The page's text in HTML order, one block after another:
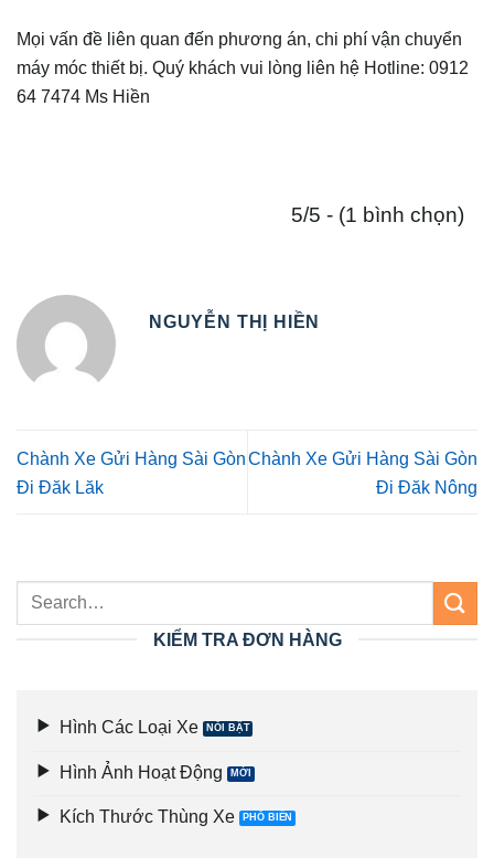
Mọi vấn đề liên quan đến phương án, chi phí vận chuyển
máy móc thiết bị. Quý khách vui lòng liên hệ Hotline: 0912
64 7474 Ms Hiền
5/5 - (1 bình chọn)
NGUYỄN THỊ HIỀN
Chành Xe Gửi Hàng Sài Gòn
Đi Đăk Lăk
Chành Xe Gửi Hàng Sài Gòn
Đi Đăk Nông
KIỂM TRA ĐƠN HÀNG
Hình Các Loại Xe
Hình Ảnh Hoạt Động
Kích Thước Thùng Xe